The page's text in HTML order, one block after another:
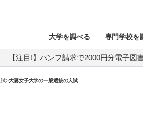
大学を調べる 専門学校を
【注目!】パンフ請求で2000円分電子図
試>大妻女子大学の一般選抜の入試